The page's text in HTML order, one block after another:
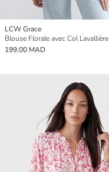
LCW Grace
Blouse Florale avec Col Lavallière
199.00 MAD